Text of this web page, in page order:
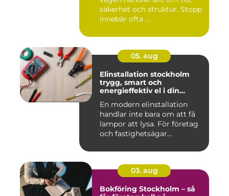
säkerhet och struktur. Stopp
innebär ofta ...
05. aug
Elinstallation stockholm
trygg, smart och
energieffektiv el i din
En modern elinstallation
handlar inte bara om att få
lampor att lysa. För företag
och fastighetsägar...
03. aug
Bokföring Stockholm – så